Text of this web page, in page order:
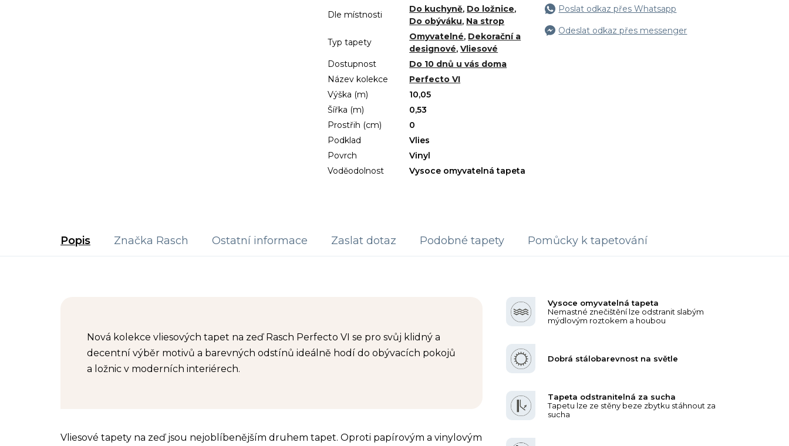
Dle místnosti
Do kuchyně, Do ložnice,
Do obýváku, Na strop
Typ tapety
Omyvatelné, Dekorační a
designové,Vliesové
Dostupnost
Do 10 dnů u vás doma
Název kolekce
Perfecto VI
Výška (m)
10,05
Šířka (m)
0,53
Prostřih (cm)
0
Podklad
Vlies
Povrch
Vinyl
Voděodolnost
Vysoce omyvatelná tapeta
Poslat odkaz přes Whatsapp
Odeslat odkaz přes messenger
Popis Značka Rasch Ostatní informace Zaslat dotaz Podobné tapety Pomůcky k tapetování
Nová kolekce vliesových tapet na zeď Rasch Perfecto VI se pro svůj klidný a
decentní výběr motivů a barevných odstínů ideálně hodí do obývacích pokojů
a ložnic v moderních interiérech.
Vliesové tapety na zeď jsou nejoblíbenějším druhem tapet. Oproti papírovým a vinylovým
Vysoce omyvatelná tapeta
Nemastné znečištění lze odstranit slabým
mýdlovým roztokem a houbou
Dobrá stálobarevnost na světle
Tapeta odstranitelná za sucha
Tapetu lze ze stěny beze zbytku stáhnout za
sucha